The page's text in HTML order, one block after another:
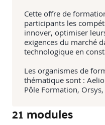
Cette offre de
participants les
innover, optimiser
exigences du marché
technologique en
Les organismes de
thématique sont :
Pôle Formation,
21modules